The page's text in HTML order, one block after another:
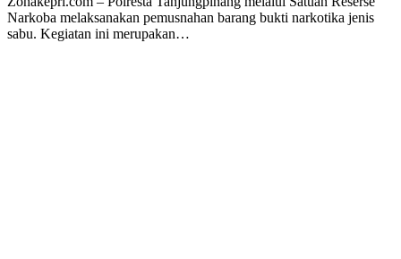
Narkoba melaksanakan pemusnahan barang bukti narkotika jenis
sabu. Kegiatan ini merupakan…